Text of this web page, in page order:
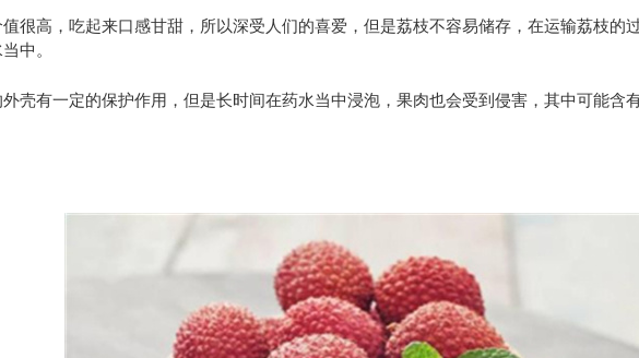
很高，吃起来口感甘甜，所以深受人们的喜爱，但是荔枝不容易储存，在运输荔枝的
中。
壳有一定的保护作用，但是长时间在药水当中浸泡，果肉也会受到侵害，其中可能含